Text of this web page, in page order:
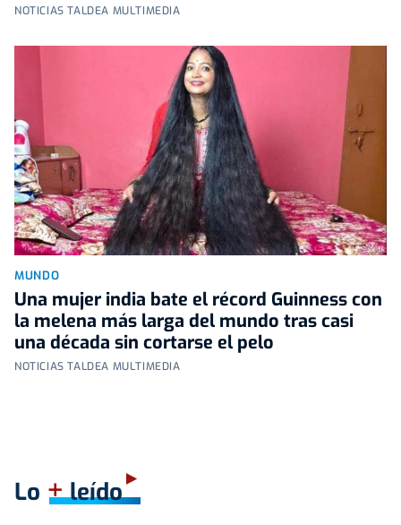
NOTICIAS TALDEA MULTIMEDIA
MUNDO
Una mujer india bate el récord Guinness con
la melena más larga del mundo tras casi
una década sin cortarse el pelo
NOTICIAS TALDEA MULTIMEDIA
Lo +leído